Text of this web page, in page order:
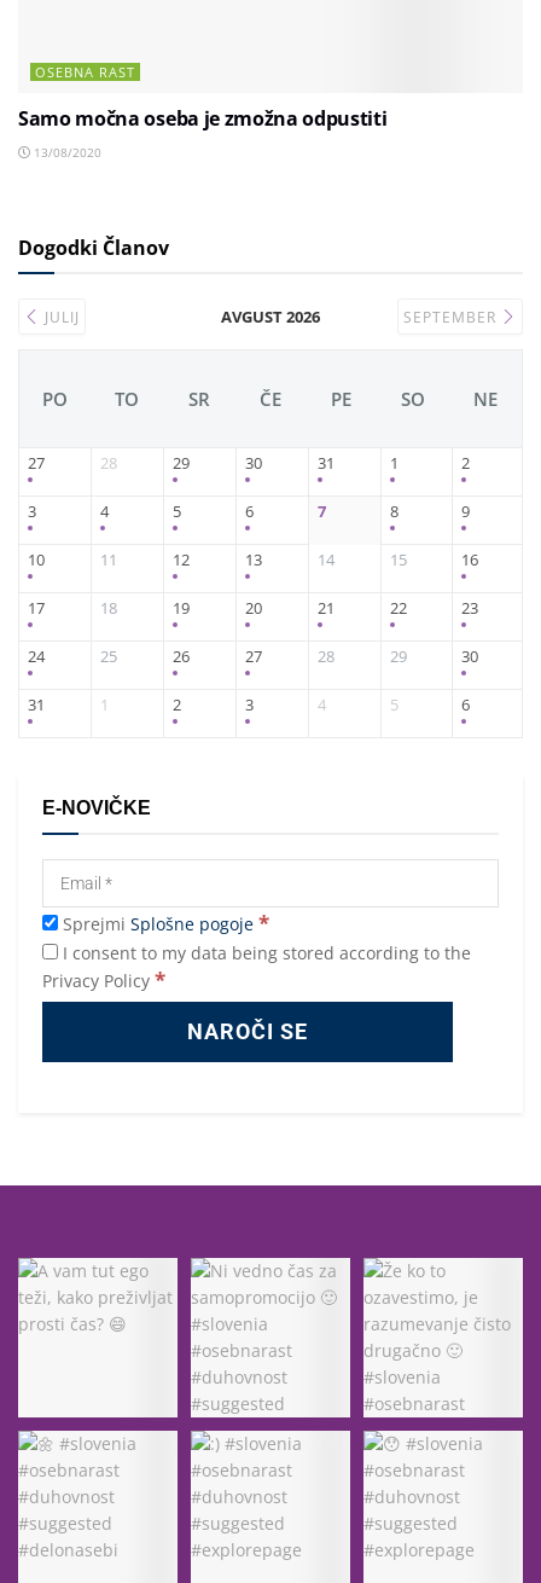
OSEBNA RAST
Samo močna oseba je zmožna odpustiti
13/08/2020
Dogodki Članov
JULIJ AVGUST 2026 SEPTEMBER
PO TO SR ČE PE SO NE
27 28 29 30 31 1 2
3 4 5 6 7 8 9
10 11 12 13 14 15 16
17 18 19 20 21 22 23
24 25 26 27 28 29 30
31 1 2 3 4 5 6
E-NOVIČKE
Sprejmi Splošne pogoje *
I consent to my data being stored according to the
Privacy Policy *